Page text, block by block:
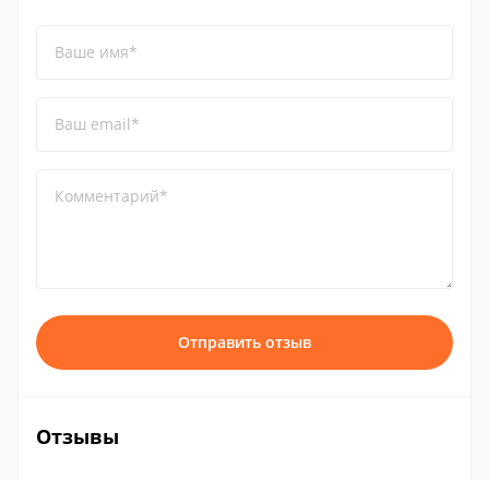
Ваше имя*
Ваш email*
Комментарий*
Отправить отзыв
Отзывы